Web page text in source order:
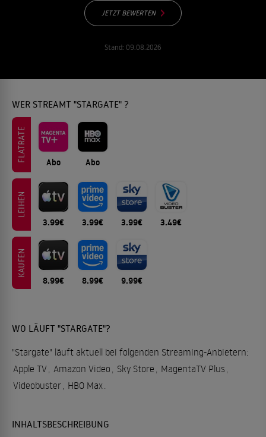
JETZT BEWERTEN
Stand: 09.08.2026
WER STREAMT "STARGATE" ?
FLATRATE Abo Abo
LEIHEN
3.99€ 3.99€ 3.99€ 3.49€
KAUFEN
8.99€ 8.99€ 9.99€
WO LÄUFT "STARGATE"?
"Stargate" läuft aktuell bei folgenden Streaming-Anbietern:
Apple TV Amazon Video Sky Store MagentaTV Plus
Videobuster HBO Max
INHALTSBESCHREIBUNG